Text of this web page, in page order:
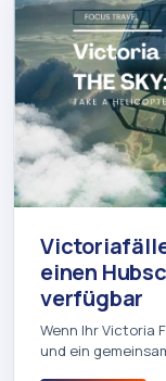
einen
verfügbar
Wenn Ihr Victoria
und ein